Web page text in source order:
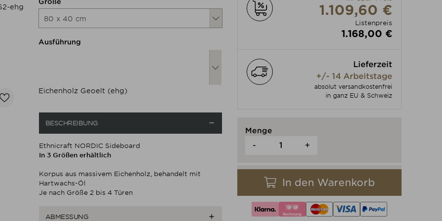
ehg Nachfolgend können Sie das Produkt individuell anpassen
Nachfolgend können Sie das Produkt individuell anpassen
Ausführung
Eichenholz Geoelt (ehg)
BESCHREIBUNG 
Ethnicraft NORDIC Sideboard
In 3 Größen erhältlich
Korpus aus massivem Eichenholz, behandelt mit
Hartwachs-Öl
Je nach Größe 2 bis 4 Türen
ABMESSUNG 
1.109,60 €
Listenpreis
1.168,00 €
Lieferzeit
+/- 14 Arbeitstage
absolut versandkostenfrei
in ganz EU & Schweiz
Menge
- +
In den Warenkorb